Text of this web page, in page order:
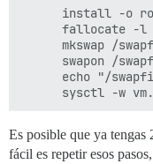
install -o
fallocate -l
mkswap /
swapon /
echo "/
Es posible que ya
fácil es repetir esos